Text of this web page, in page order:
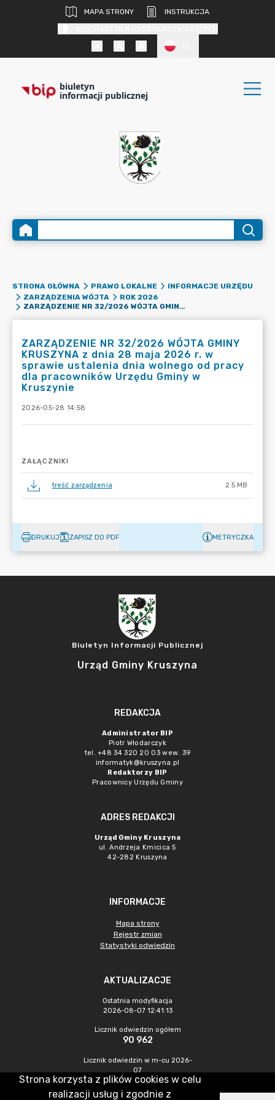
MAPA STRONY
INSTRUKCJA
biuletyn
informacji publicznej
STRONA GŁÓWNA PRAWO LOKALNE
INFORMACJE URZĘDU
ZARZĄDZENIA WÓJTA
ROK 2026
ZARZĄDZENIE NR 32/2026 WÓJTA GMINY KRUSZYNA Z DNIA 28 MAJA 2026 R. W SPRAWIE USTALENIA DNIA WOLNEGO OD PRACY DLA PRACOWNIKÓW URZĘDU GMINY W KRUSZYNIE
ZARZĄDZENIE NR 32/2026 WÓJTA GMINY
KRUSZYNA z dnia 28 maja 2026 r. w
sprawie ustalenia dnia wolnego od pracy
dla pracowników Urzędu Gminy w
Kruszynie
2026-05-28 14:58
ZAŁĄCZNIKI
treść zarządzenia 2.5 MB
DRUKUJ ZAPISZ DO PDF METRYCZKA
Biuletyn Informacji Publicznej
Urząd Gminy Kruszyna
REDAKCJA
Administrator BIP
Piotr Włodarczyk
tel. +48 34 320 20 03 wew. 39
informatyk@kruszyna.pl
Redaktorzy BIP
Pracownicy Urzędu Gminy
ADRES REDAKCJI
Urząd Gminy Kruszyna
ul. Andrzeja Kmicica 5
42-282 Kruszyna
INFORMACJE
Mapa strony
Rejestr zmian
Statystyki odwiedzin
AKTUALIZACJE
Ostatnia modyfikacja
2026-08-07 12:41:13
Licznik odwiedzin ogółem
90 962
Licznik odwiedzin w m-cu 2026-
07
449
Strona korzysta z plików cookies w celu
realizacji usług i zgodnie z